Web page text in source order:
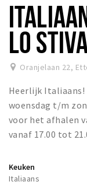
Musea, theaters
Uitjes &
Toeristische
Natuurgebieden
Baroniepoorten
Andere City Apps
LO
Oranjelaan 22,
Heerlijk Italiaans!
woensdag t/m
voor het afhalen
vanaf 17.00 tot
Keuken
Italiaans